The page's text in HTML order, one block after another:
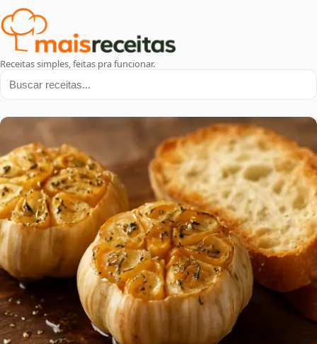
Receitas simples, feitas pra funcionar.
Buscar receitas